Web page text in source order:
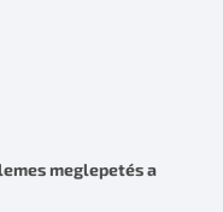
meglepetés a